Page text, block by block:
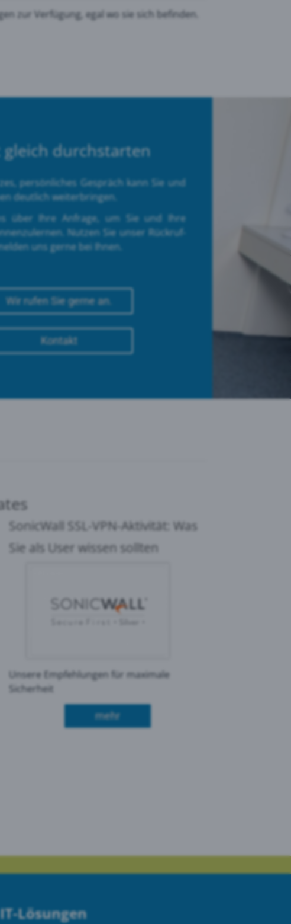
zur Verfügung, egal wo sie sich befinden.
gleich durchstarten
persönliches Gespräch kann Sie und
deutlich weiterbringen.
über Ihre Anfrage, um Sie und Ihre
Nutzen Sie unser Rückruf-
uns gerne bei Ihnen.
Wir rufen Sie gerne an.
Kontakt
braucht es für einen umfassenden Cyberschutz?
SonicWall SSL-VPN-Aktivität: Was
Sie als User wissen sollten
Unsere Empfehlungen für maximale
Sicherheit
mehrüber SonicWall SSL-VPN-Aktivität:
IT-Lösungen